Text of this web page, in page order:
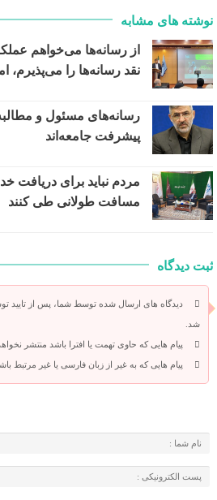
نوشته های مشابه
از رسانه‌ها می‌خواهم
نقد رسانه‌ها را می‌پذیرم،
رسانه‌های مسئول و
پیشرفت جامعه‌اند
مردم نباید برای
مسافت طولانی طی کنند
ثبت دیدگاه
دیدگاه های ارسال شده توسط شما، پس از تایید
شد.
پیام هایی که حاوی تهمت یا افترا باشد منتشر
پیام هایی که به غیر از زبان فارسی یا غیر مرتبط